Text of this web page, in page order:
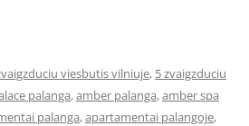
viesbutis vilniuje, 5 zvaigzduciu
palanga,amber palanga,amber spa
palanga,apartamentai palangoje,